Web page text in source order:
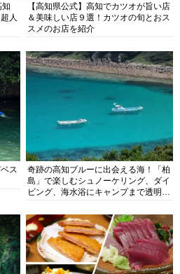
人
【高知県公式】高知でカツオが旨い店
＆美味しい店９選！カツオの旬とおス
スメのお店を紹介
ス
奇跡の高知ブルーに出会える海！「柏
島」で楽しむシュノーケリング、ダイ
ビング、海水浴にキャンプまで透明度